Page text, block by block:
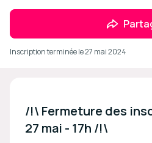
Inscription terminée le27 mai 2024
/!\ Fermeture des
27 mai - 17h /!\